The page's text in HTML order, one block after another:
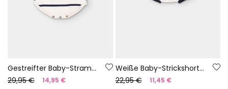
Gestreifter Baby-Strampler aus Strick 100 % recyceltes Garn | Limited Edition
29,95 €
14,95 €
Weiße Baby-Strickshorts aus 100 % recyceltem Garn | Limited Edition
22,95 €
11,45 €